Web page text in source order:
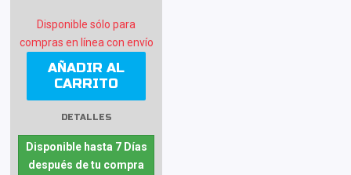
Disponible sólo para
compras en línea con envío
AÑADIR AL
CARRITO
DETALLES
Disponible hasta 7 Días
después de tu compra